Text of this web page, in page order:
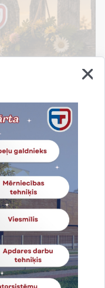
atskatamies
ģimene,